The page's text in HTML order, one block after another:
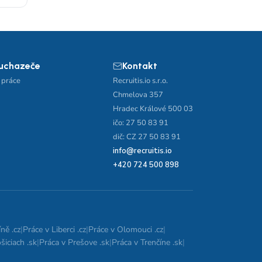
Kontakt
Recruitis.io s.r.o.
Chmelova 357
Hradec Králové 500 03
ičo: 27 50 83 91
dič: CZ 27 50 83 91
info@recruitis.io
+420 724 500 898
.cz|Práce v Liberci .cz|Práce v Olomouci .cz|
.sk|Práca v Prešove .sk|Práca v Trenčíne .sk|